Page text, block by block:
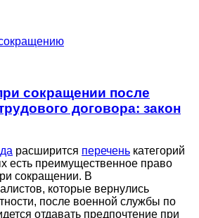
сокращении после
договора: закон
расширится перечень категорий
есть преимущественное право
сокращении. В
которые вернулись
после военной службы по
отдавать предпочтение при